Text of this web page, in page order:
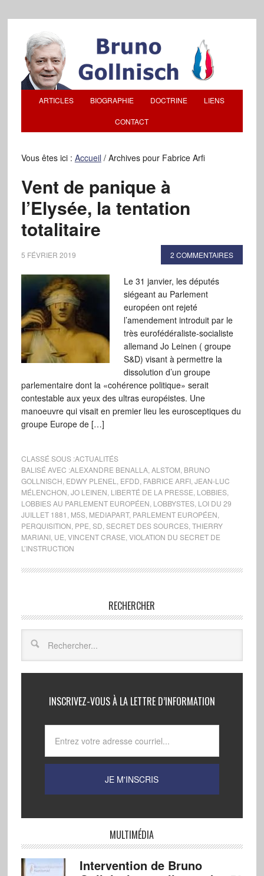
ARTICLES BIOGRAPHIE DOCTRINE LIENS
CONTACT
Vous êtes ici : Accueil /Archives pour Fabrice Arfi
Vent de panique à
l’Elysée, la tentation
totalitaire
5 FÉVRIER 2019 2 COMMENTAIRES
Le 31 janvier, les députés
siégeant au Parlement
européen ont rejeté
l’amendement introduit par le
très eurofédéraliste-socialiste
allemand Jo Leinen ( groupe
S&D) visant à permettre la
dissolution d’un groupe
parlementaire dont la «cohérence politique» serait
contestable aux yeux des ultras européistes. Une
manoeuvre qui visait en premier lieu les eurosceptiques du
groupe Europe de […]
CLASSÉ SOUS :ACTUALITÉS
BALISÉ AVEC :ALEXANDRE BENALLA, ALSTOM BRUNO
GOLLNISCH EDWY PLENEL EFDD FABRICE ARFI, JEAN-LUC
MÉLENCHON JO LEINEN LIBERTÉ DE LA PRESSE LOBBIES,
LOBBIES AU PARLEMENT EUROPÉEN LOBBYSTES, LOI DU 29
JUILLET 1881 M5S, MEDIAPART, PARLEMENT EUROPÉEN
PERQUISITION PPE SD SECRET DES SOURCES, THIERRY
MARIANI, UE VINCENT CRASE VIOLATION DU SECRET DE
L’INSTRUCTION
RECHERCHER
INSCRIVEZ-VOUS À LA LETTRE D’INFORMATION
MULTIMÉDIA
Intervention de Bruno